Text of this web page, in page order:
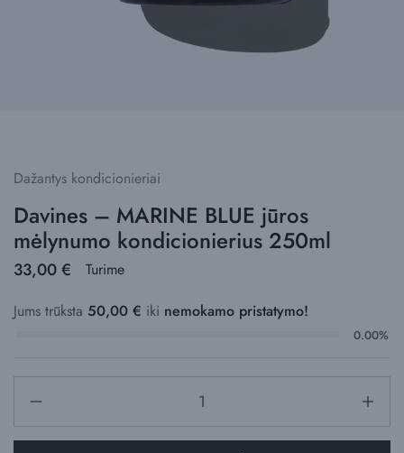
Dažantys kondicionieriai
Davines – MARINE BLUE jūros
mėlynumo kondicionierius 250ml
33,00€
Turime
Jums trūksta 50,00 € iki nemokamo pristatymo!
0.00%